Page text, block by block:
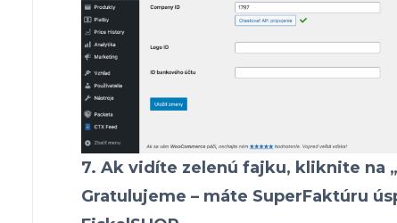
7. Ak vidíte zelenú fajku, kliknite na
Gratulujeme – máte SuperFaktúru